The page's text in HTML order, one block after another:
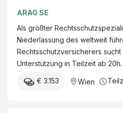
ARAG SE
Als größter
Niederlassung des weltweit
Rechtsschutzversicherers
Unterstützung in Teilzeit ab 20h.
€ 3.153 Wien